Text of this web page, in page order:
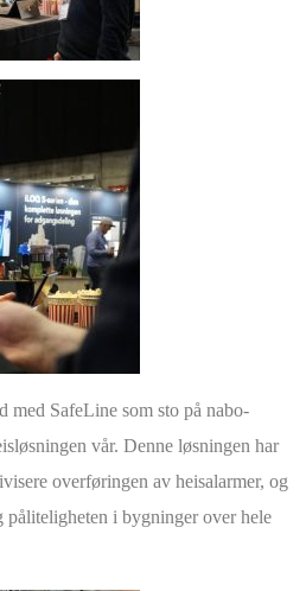
med SafeLine som sto på nabo-
vår. Denne løsningen har
overføringen av heisalarmer, og
påliteligheten i bygninger over hele